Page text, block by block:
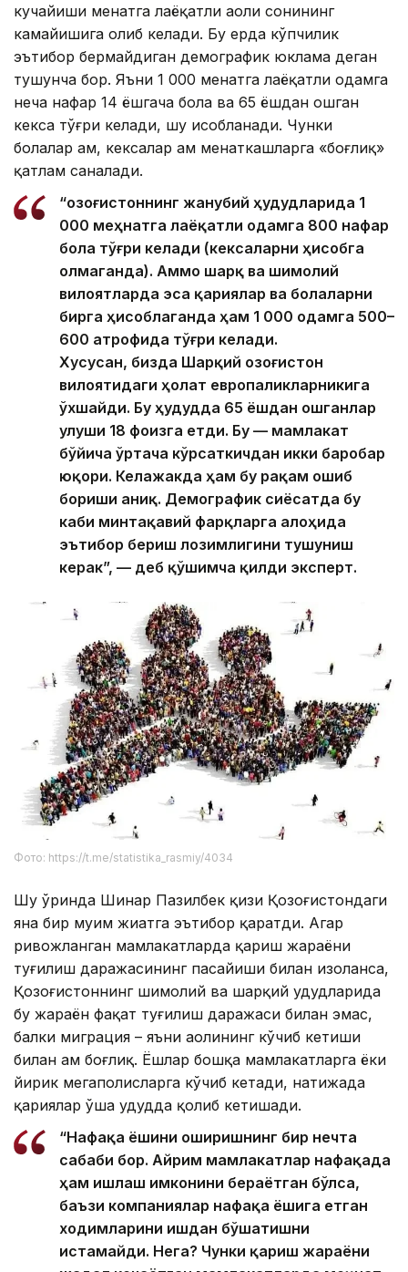
кучайиши меҳнатга лаёқатли аҳоли сонининг
камайишига олиб келади. Бу ерда кўпчилик
эътибор бермайдиган демографик юклама деган
тушунча бор. Яъни 1 000 меҳнатга лаёқатли одамга
неча нафар 14 ёшгача бола ва 65 ёшдан ошган
кекса тўғри келади, шу ҳисобланади. Чунки
болалар ҳам, кексалар ҳам меҳнаткашларга «боғлиқ»
қатлам саналади.
“Қозоғистоннинг жанубий ҳудудларида 1
000 меҳнатга лаёқатли одамга 800 нафар
бола тўғри келади (кексаларни ҳисобга
олмаганда). Аммо шарқ ва шимолий
вилоятларда эса қариялар ва болаларни
бирга ҳисоблаганда ҳам 1 000 одамга 500–
600 атрофида тўғри келади.
Хусусан, бизда Шарқий Қозоғистон
вилоятидаги ҳолат европаликларникига
ўхшайди. Бу ҳудудда 65 ёшдан ошганлар
улуши 18 фоизга етди. Бу — мамлакат
бўйича ўртача кўрсаткичдан икки баробар
юқори. Келажакда ҳам бу рақам ошиб
бориши аниқ. Демографик сиёсатда бу
каби минтақавий фарқларга алоҳида
эътибор бериш лозимлигини тушуниш
керак”, — деб қўшимча қилди эксперт.
Фото: https://t.me/statistika_rasmiy/4034
Шу ўринда Шинар Пазилбек қизи Қозоғистондаги
яна бир муҳим жиҳатга эътибор қаратди. Агар
ривожланган мамлакатларда қариш жараёни
туғилиш даражасининг пасайиши билан изоҳланса,
Қозоғистоннинг шимолий ва шарқий ҳудудларида
бу жараён фақат туғилиш даражаси билан эмас,
балки миграция – яъни аҳолининг кўчиб кетиши
билан ҳам боғлиқ. Ёшлар бошқа мамлакатларга ёки
йирик мегаполисларга кўчиб кетади, натижада
қариялар ўша ҳудудда қолиб кетишади.
“Нафақа ёшини оширишнинг бир нечта
сабаби бор. Айрим мамлакатлар нафақада
ҳам ишлаш имконини бераётган бўлса,
баъзи компаниялар нафақа ёшига етган
ходимларини ишдан бўшатишни
истамайди. Нега? Чунки қариш жараёни